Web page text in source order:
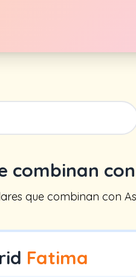
combinan con
que combinan con
Fatima